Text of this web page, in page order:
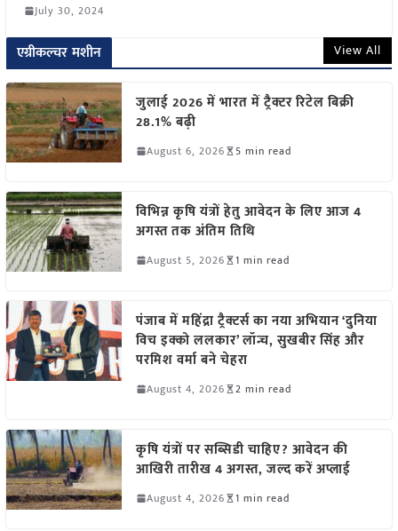
July 30, 2024
एग्रीकल्चर मशीन View All
जुलाई 2026 में भारत में ट्रैक्टर रिटेल बिक्री
28.1% बढ़ी
August 6, 2026 5 min read
विभिन्न कृषि यंत्रों हेतु आवेदन के लिए आज 4
अगस्त तक अंतिम तिथि
August 5, 2026 1 min read
पंजाब में महिंद्रा ट्रैक्टर्स का नया अभियान ‘दुनिया
विच इक्को ललकार’ लॉन्च, सुखबीर सिंह और
परमिश वर्मा बने चेहरा
August 4, 2026 2 min read
कृषि यंत्रों पर सब्सिडी चाहिए? आवेदन की
आखिरी तारीख 4 अगस्त, जल्द करें अप्लाई
August 4, 2026 1 min read